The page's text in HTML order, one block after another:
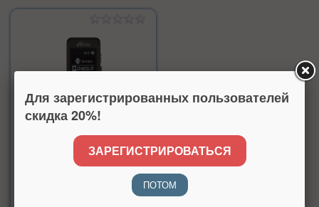
Диктофон Ritmix RR-610
Для зарегистрированных пользователей
скидка 20%!
ЗАРЕГИСТРИРОВАТЬСЯ
ПОТОМ